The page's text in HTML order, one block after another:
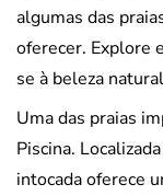
algumas das
oferecer. Explore
se à beleza
Uma das praias
Piscina.
intocada oferece